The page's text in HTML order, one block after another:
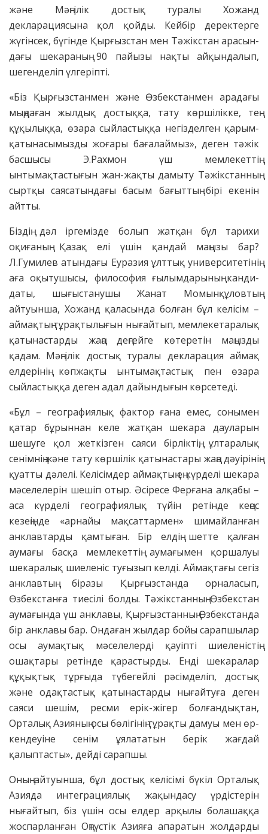
және Мәңгілік достық туралы Хожанд
декларациясына қол қойды. Кейбір деректерге
жүгінсек, бүгін­де Қырғызстан мен Тәжікстан ара­сын­
дағы шекараның 90 пайызы нақты айқындалып,
шегенделіп үлгеріпті.
«Біз Қырғызстанмен және Өзбекстанмен арадағы
мыңдаған жылдық достыққа, тату көршілікке, тең
құқылыққа, өзара сыйластыққа негізделген қарым-
қатынасымызды жоғары бағалаймыз», деген тәжік
басшысы Э.Рахмон үш мемлекеттің
ынтымақтастығын жан-жақты дамыту Тәжікстанның
сыртқы саясатындағы басым бағыттың бірі екенін
айтты.
Біздің дәл іргемізде болып жатқан бұл тарихи
оқиғаның Қазақ елі үшін қандай маңызы бар?
Л.Гумилев атындағы Еуразия ұлттық университетінің
аға оқытушысы, философия ғылымдарының канди­
даты, шығыстанушы Жанат Момын­құлов­тың
айтуынша, Хожанд қала­сын­да болған бұл келісім –
ай­мақ­тың тұрақтылығын нығайтып, мем­лекетаралық
қатынастарды жаңа деңгейге көтеретін маңызды
қадам. Мәңгілік достық туралы дек­лара­ция аймақ
елдерінің көпжақ­ты ынты­мақтастық пен өзара
сыйлас­тыққа деген адал дайындығын көрсетеді.
«Бұл – географиялық фактор ғана емес, сонымен
қатар бұрыннан келе жатқан шекара дауларын
шешу­ге қол жеткізген саяси бірліктің, ұлт­ара­лық
сенімнің және тату көршілік қаты­настары жаңа дәуірінің
қуатты дәлелі. Келісімдер аймақтың ең күрделі шекара
мәселелерін шешіп отыр. Әсіресе Ферғана алқабы –
аса күрделі географиялық түйін ретінде кеңес
кезеңінде «арнайы мақсаттармен» шимайланған
анклавтарды қамтыған. Бір елдің шетте қалған
аумағы басқа мемлекеттің аумағымен қоршалуы
шекаралық шиеленіс туғызып келді. Аймақтағы сегіз
анклавтың біразы Қырғызстан­да орна­ласып,
Өзбекстан­ға тиесі­лі болды. Тәжікстанның Өзбек­стан
аумағында үш анклавы, Қырғыз­станның Өзбекстанда
бір анклавы бар. Ондаған жылдар бойы сарапшылар
осы аумақтық мәселелерді қауіпті шиеленістің
ошақтары ретінде қарастырды. Енді шекаралар
құқықтық тұрғыда түбе­гейлі рәсім­деліп, достық
және одақ­тастық қаты­настарды нығайтуға деген
сая­си шешім, ресми ерік-жігер бол­­ған­дықтан,
Орталық Азияның осы бөлігінің тұрақты дамуы мен өр­
кен­­деуіне сенім ұялататын берік жағ­дай
қалыптасты», дейді сарапшы.
Оның айтуынша, бұл достық келісімі бүкіл Орталық
Азияда инте­гра­циялық жақындасу үрдістерін
нығайтып, біз үшін осы елдер арқылы болашаққа
жоспарланған Оңтүстік Азияға апаратын жолдарды